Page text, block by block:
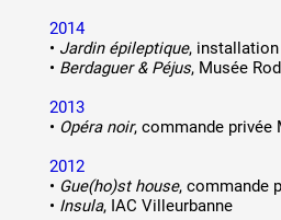
2014
• Jardin épileptique,
• Berdaguer & Péjus, Musée
2013
• Opéra noir, commande
2012
• Gue(ho)st house, commande
• Insula, IAC Villeurbanne